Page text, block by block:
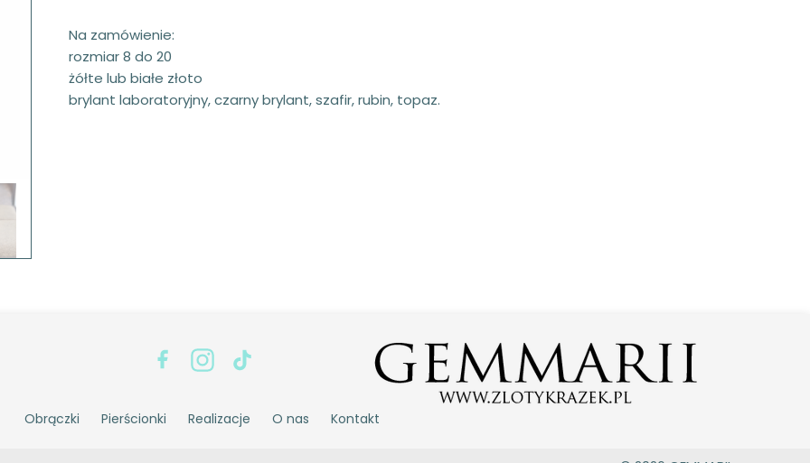
Na zamówienie:
rozmiar 8 do 20
żółte lub białe złoto
brylant laboratoryjny, czarny brylant, szafir, rubin, topaz.
Obrączki Pierścionki Realizacje O nas Kontakt